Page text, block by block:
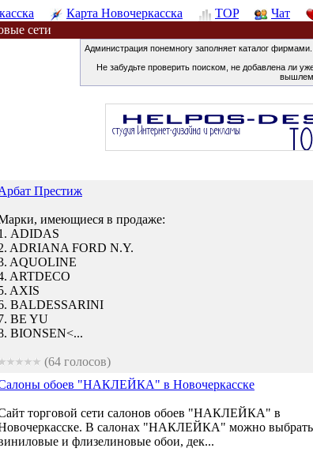
Карта Новочеркасска TOP Чат
сети
Администрация понемногу заполняет каталог
Не забудьте проверить поиском, не добавлена ли
вышлем
Престиж
имеющиеся в продаже:
ADIDAS
ADRIANA FORD N.Y.
AQUOLINE
ARTDECO
AXIS
BALDESSARINI
BE YU
BIONSEN<...
(64 голосов)
обоев "НАКЛЕЙКА" в Новочеркасске
торговой сети салонов обоев "НАКЛЕЙКА" в
В салонах "НАКЛЕЙКА" можно выбрать
и флизелиновые обои, дек...